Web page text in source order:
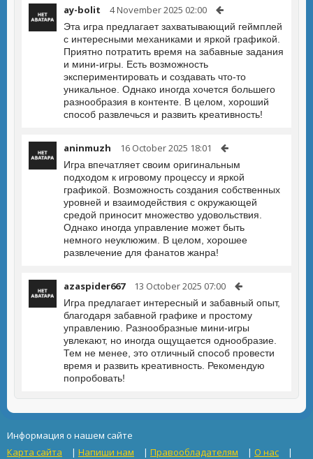
ay-bolit 4 November 2025 02:00
Эта игра предлагает захватывающий геймплей
с интересными механиками и яркой графикой.
Приятно потратить время на забавные задания
и мини-игры. Есть возможность
экспериментировать и создавать что-то
уникальное. Однако иногда хочется большего
разнообразия в контенте. В целом, хороший
способ развлечься и развить креативность!
aninmuzh 16 October 2025 18:01
Игра впечатляет своим оригинальным
подходом к игровому процессу и яркой
графикой. Возможность создания собственных
уровней и взаимодействия с окружающей
средой приносит множество удовольствия.
Однако иногда управление может быть
немного неуклюжим. В целом, хорошее
развлечение для фанатов жанра!
azaspider667 13 October 2025 07:00
Игра предлагает интересный и забавный опыт,
благодаря забавной графике и простому
управлению. Разнообразные мини-игры
увлекают, но иногда ощущается однообразие.
Тем не менее, это отличный способ провести
время и развить креативность. Рекомендую
попробовать!
Информация о нашем сайте
Карта сайта
| Напиши нам | Правообладателям | О нас |